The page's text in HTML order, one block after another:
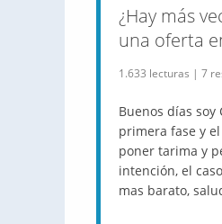
¿Hay más
una oferta
1.633 lecturas | 7
Buenos días
primera fase y
poner tarima y
intención, el
mas barato,